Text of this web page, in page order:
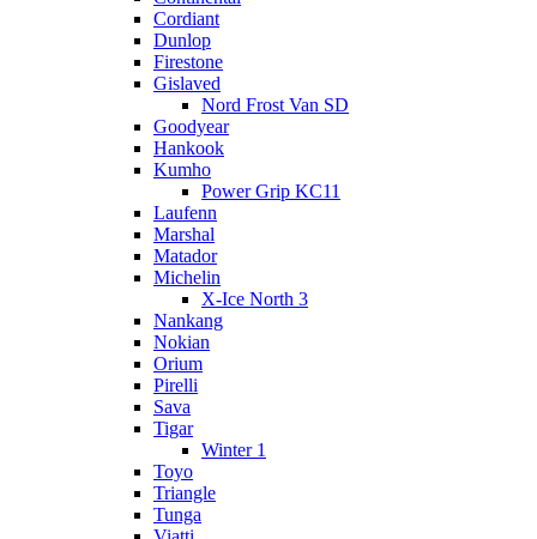
Cordiant
Dunlop
Firestone
Gislaved
Nord Frost Van SD
Goodyear
Hankook
Kumho
Power Grip KC11
Laufenn
Marshal
Matador
Michelin
X-Ice North 3
Nankang
Nokian
Orium
Pirelli
Sava
Tigar
Winter 1
Toyo
Triangle
Tunga